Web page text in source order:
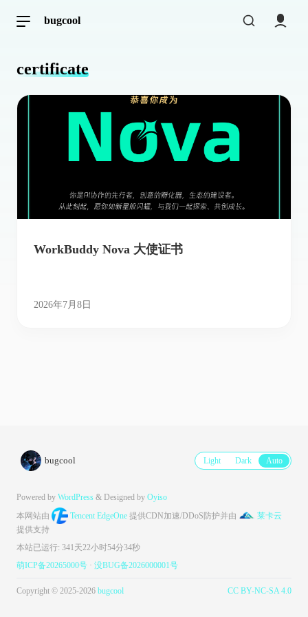
bugcool
certificate
WorkBuddy Nova 大使证书
2026年7月8日
bugcool Light Dark Auto
Powered by WordPress & Designed by Oyiso
本网站由
Tencent EdgeOne 提供CDN加速/DDoS防护并由
莱卡云
提供支持
本站已运行: 341天22小时54分34秒
萌ICP备20265000号 · 没BUG备2026000001号
Copyright © 2025-2026 bugcool CC BY-NC-SA 4.0